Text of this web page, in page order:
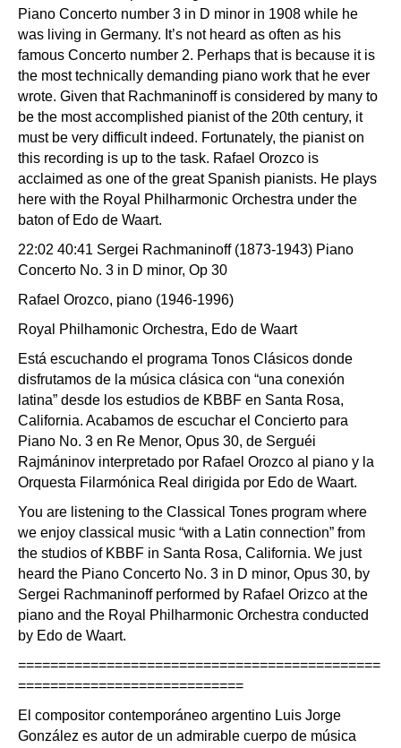
Piano Concerto number 3 in D minor in 1908 while he
was living in Germany. It’s not heard as often as his
famous Concerto number 2. Perhaps that is because it is
the most technically demanding piano work that he ever
wrote. Given that Rachmaninoff is considered by many to
be the most accomplished pianist of the 20th century, it
must be very difficult indeed. Fortunately, the pianist on
this recording is up to the task. Rafael Orozco is
acclaimed as one of the great Spanish pianists. He plays
here with the Royal Philharmonic Orchestra under the
baton of Edo de Waart.
22:02 40:41 Sergei Rachmaninoff (1873-1943) Piano
Concerto No. 3 in D minor, Op 30
Rafael Orozco, piano (1946-1996)
Royal Philhamonic Orchestra, Edo de Waart
Está escuchando el programa Tonos Clásicos donde
disfrutamos de la música clásica con “una conexión
latina” desde los estudios de KBBF en Santa Rosa,
California. Acabamos de escuchar el Concierto para
Piano No. 3 en Re Menor, Opus 30, de Serguéi
Rajmáninov interpretado por Rafael Orozco al piano y la
Orquesta Filarmónica Real dirigida por Edo de Waart.
You are listening to the Classical Tones program where
we enjoy classical music “with a Latin connection” from
the studios of KBBF in Santa Rosa, California. We just
heard the Piano Concerto No. 3 in D minor, Opus 30, by
Sergei Rachmaninoff performed by Rafael Orizco at the
piano and the Royal Philharmonic Orchestra conducted
by Edo de Waart.
=============================================
============================
El compositor contemporáneo argentino Luis Jorge
González es autor de un admirable cuerpo de música